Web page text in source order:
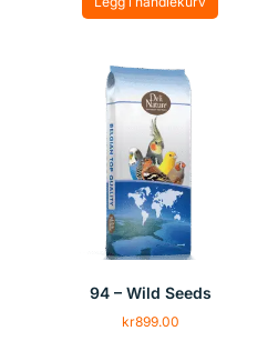
94 – Wild Seeds
kr899.00